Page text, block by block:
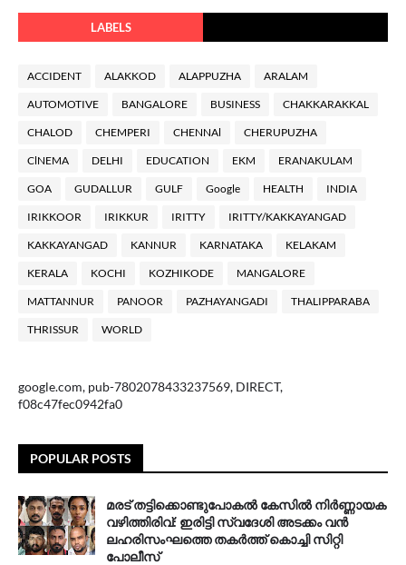
LABELS
ACCIDENT ALAKKOD ALAPPUZHA ARALAM
AUTOMOTIVE BANGALORE BUSINESS CHAKKARAKKAL
CHALOD CHEMPERI CHENNAl CHERUPUZHA
ClNEMA DELHI EDUCATION EKM ERANAKULAM
GOA GUDALLUR GULF Google HEALTH INDIA
IRIKKOOR IRIKKUR IRITTY IRITTY/KAKKAYANGAD
KAKKAYANGAD KANNUR KARNATAKA KELAKAM
KERALA KOCHI KOZHIKODE MANGALORE
MATTANNUR PANOOR PAZHAYANGADI THALIPPARABA
THRISSUR WORLD
google.com, pub-7802078433237569, DIRECT,
f08c47fec0942fa0
POPULAR POSTS
മരട് തട്ടിക്കൊണ്ടുപോകൽ കേസിൽ നിർണ്ണായക
വഴിത്തിരിവ്: ഇരിട്ടി സ്വദേശി അടക്കം വൻ
ലഹരിസംഘത്തെ തകർത്ത് കൊച്ചി സിറ്റി
പോലീസ്